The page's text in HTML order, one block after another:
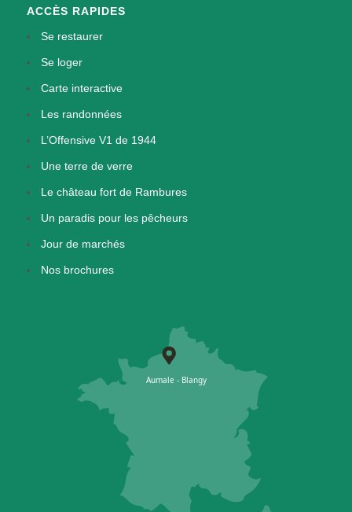
ACCÈS RAPIDES
Se restaurer
Se loger
Carte interactive
Les randonnées
L’Offensive V1 de 1944
Une terre de verre
Le château fort de Rambures
Un paradis pour les pêcheurs
Jour de marchés
Nos brochures